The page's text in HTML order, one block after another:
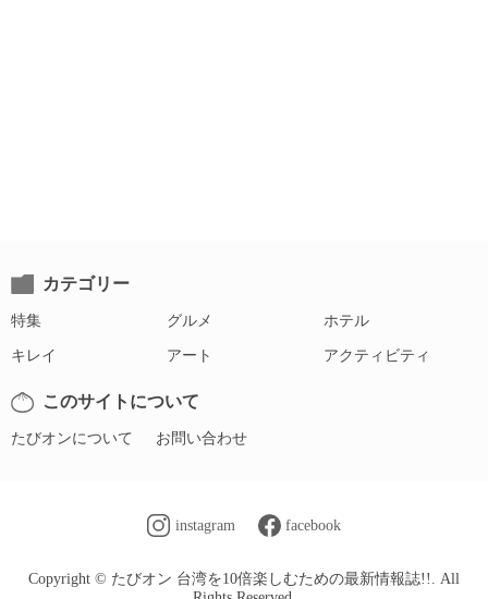
カテゴリー
特集 グルメ ホテル
キレイ アート アクティビティ
このサイトについて
たびオンについて お問い合わせ
instagram facebook
Copyright © たびオン 台湾を10倍楽しむための最新情報誌!!. All